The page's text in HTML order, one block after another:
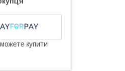
купити